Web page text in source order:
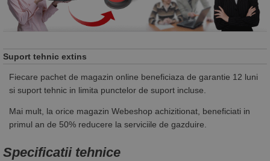
Suport tehnic extins
Fiecare pachet de magazin online beneficiaza de garantie 12 luni
si suport tehnic in limita punctelor de suport incluse.
Mai mult, la orice magazin Webeshop achizitionat, beneficiati in
primul an de 50% reducere la serviciile de gazduire.
Specificatii tehnice